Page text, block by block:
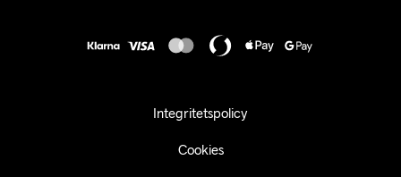
Integritetspolicy
Cookies